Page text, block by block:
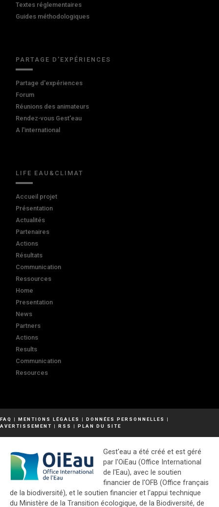
Textes réglementaires
Guides méthodologiques
PARTAGE D'EXPÉRIENCES
Partage d'expériences
Forum
Réunions des animateurs
Rendez-vous Gest'eau
A l'international
LIFE EAU&CLIMAT
Accueil projet
Présentation
Actualités
Partenaires
Actions
Résultats
Communication
Ressources
Home
Presentation
News
Partners
Actions
Results
Communication
Resources
FAQ | MENTIONS LÉGALES | DONNÉES PERSONNELLES
|
AVERTISSEMENT | RSS | PLAN DU SITE
Gest'eau a été créé et est géré
par l'OiEau (Office International
de l'Eau), avec le soutien
financier de l'OFB (Office français
de la biodiversité), et le soutien financier et l'appui technique
du Ministère de la Transition écologique, de la Biodiversité, de